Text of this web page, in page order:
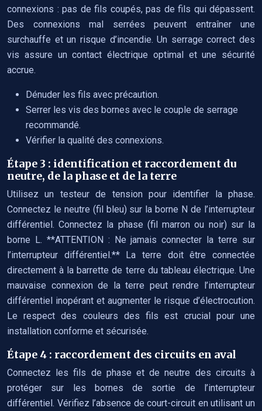
connexions : pas de fils coupés, pas de fils qui dépassent.
Des connexions mal serrées peuvent entraîner une
surchauffe et un risque d’incendie. Un serrage correct des
vis assure un contact électrique optimal et une sécurité
accrue.
Dénuder les fils avec précaution.
Serrer les vis des bornes avec le couple de serrage
recommandé.
Vérifier la qualité des connexions.
Étape 3 : identification et raccordement du
neutre, de la phase et de la terre
Utilisez un testeur de tension pour identifier la phase.
Connectez le neutre (fil bleu) sur la borne N de l’interrupteur
différentiel. Connectez la phase (fil marron ou noir) sur la
borne L. **ATTENTION : Ne jamais connecter la terre sur
l’interrupteur différentiel.** La terre doit être connectée
directement à la barrette de terre du tableau électrique. Une
mauvaise connexion de la terre peut rendre l’interrupteur
différentiel inopérant et augmenter le risque d’électrocution.
Le respect des couleurs des fils est crucial pour une
installation conforme et sécurisée.
Étape 4 : raccordement des circuits en aval
Connectez les fils de phase et de neutre des circuits à
protéger sur les bornes de sortie de l’interrupteur
différentiel. Vérifiez l’absence de court-circuit en utilisant un